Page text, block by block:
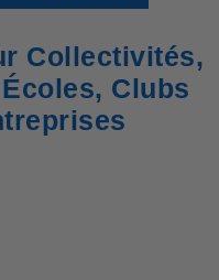
Collectivités,
Clubs